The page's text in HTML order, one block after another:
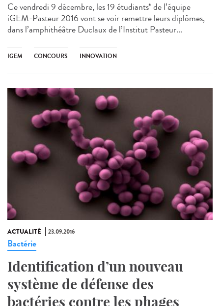
Ce vendredi 9 décembre, les 19 étudiants* de l’équipe
iGEM-Pasteur 2016 vont se voir remettre leurs diplômes,
dans l’amphithéâtre Duclaux de l’Institut Pasteur...
IGEM CONCOURS INNOVATION
ACTUALITÉ 23.09.2016
Bactérie
Identification d’un nouveau
système de défense des
bactéries contre les phages